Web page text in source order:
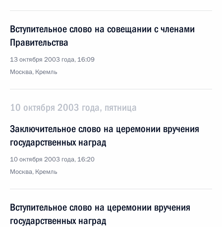
Вступительное слово на совещании с членами
Правительства
13 октября 2003 года, 16:09
Москва, Кремль
10 октября 2003 года, пятница
Заключительное слово на церемонии вручения
государственных наград
10 октября 2003 года, 16:20
Москва, Кремль
Вступительное слово на церемонии вручения
государственных наград